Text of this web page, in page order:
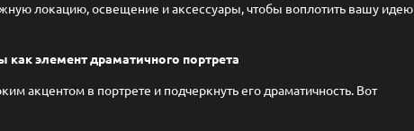
локацию, освещение и аксессуары, чтобы воплотить вашу идею
как элемент драматичного портрета
акцентом в портрете и подчеркнуть его драматичность. Вот